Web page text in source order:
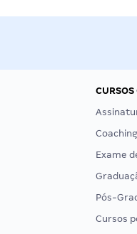
Exame
Pós-
Cursos